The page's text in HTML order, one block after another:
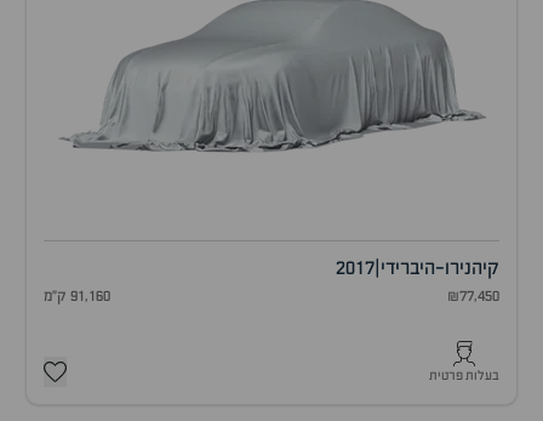
קיהנירו-היברידי 2017
₪77,450 91,160 ק"מ
בעלות פרטית